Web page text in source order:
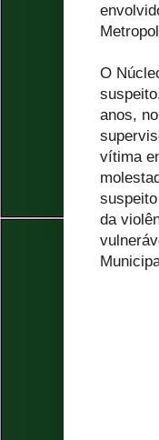
O
anos,
vítima
da